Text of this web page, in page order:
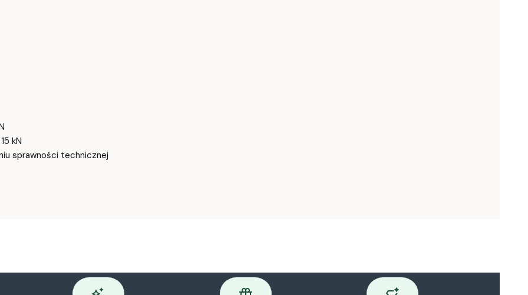
15 kN
sprawności technicznej